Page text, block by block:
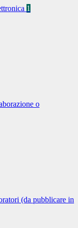
1
o
(da pubblicare in